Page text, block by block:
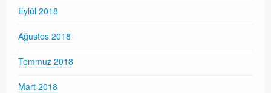
Eylül 2018
Ağustos 2018
Temmuz 2018
Mart 2018